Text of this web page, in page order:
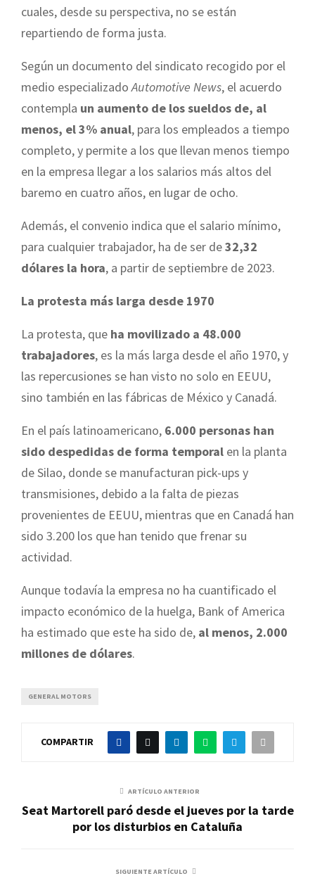
cuales, desde su perspectiva, no se están
repartiendo de forma justa.
Según un documento del sindicato recogido por el
medio especializadoAutomotive News, el acuerdo
contempla un aumento de los sueldos de, al
menos, el 3% anual, para los empleados a tiempo
completo, y permite a los que llevan menos tiempo
en la empresa llegar a los salarios más altos del
baremo en cuatro años, en lugar de ocho.
Además, el convenio indica que el salario mínimo,
para cualquier trabajador, ha de ser de32,32
dólares la hora, a partir de septiembre de 2023.
La protesta más larga desde 1970
La protesta, que ha movilizado a 48.000
trabajadores, es la más larga desde el año 1970, y
las repercusiones se han visto no solo en EEUU,
sino también en las fábricas de México y Canadá.
En el país latinoamericano, 6.000 personas han
sido despedidas de forma temporal en la planta
de Silao, donde se manufacturan pick-ups y
transmisiones, debido a la falta de piezas
provenientes de EEUU, mientras que en Canadá han
sido 3.200 los que han tenido que frenar su
actividad.
Aunque todavía la empresa no ha cuantificado el
impacto económico de la huelga, Bank of America
ha estimado que este ha sido de, al menos, 2.000
millones de dólares.
GENERAL MOTORS
COMPARTIR
ARTÍCULO ANTERIOR
Seat Martorell paró desde el jueves por la tarde
por los disturbios en Cataluña
SIGUIENTE ARTÍCULO